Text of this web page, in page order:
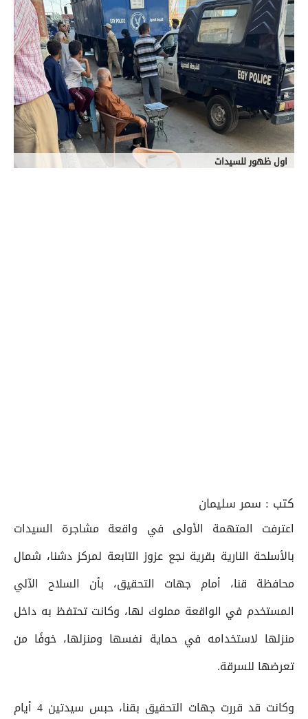
اول ظهور للسيدات
كتب : سمر سليمان
اعترفت المتهمة الأولى في واقعة مشاجرة السيدات
بالأسلحة النارية بقرية نجع عزوز التابعة لمركز دشنا، شمال
محافظة قنا، أمام جهات التحقيق، بأن السلاح الآلي
المستخدم في الواقعة مملوك لها، وكانت تحتفظ به داخل
منزلها لاستخدامه في حماية نفسها ومنزلها، خوفًا من
تعرضها للسرقة.
وكانت قد قررت جهات التحقيق بقنا، حبس سيدتين 4 أيام